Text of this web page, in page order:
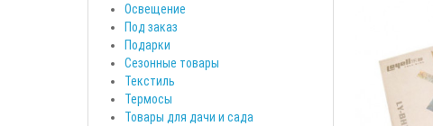
Освещение
Под заказ
Подарки
Сезонные товары
Текстиль
Термосы
Товары для дачи и сада